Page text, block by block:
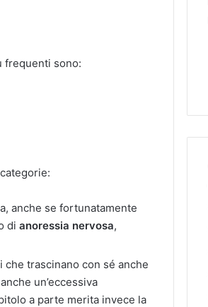
frequenti sono:
anche se fortunatamente
di anoressia nervosa,
trascinano con sé anche
un’eccessiva
a parte merita invece la